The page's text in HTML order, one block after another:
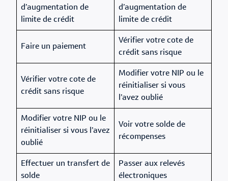
d’augmentation de
limite de crédit
d’augmentation de
limite de crédit
Faire un paiement
Vérifier votre cote de
crédit sans risque
Vérifier votre cote de
crédit sans risque
Modifier votre NIP ou le
réinitialiser si vous
l’avez oublié
Modifier votre NIP ou le
réinitialiser si vous l’avez
oublié
Voir votre solde de
récompenses
Effectuer un transfert de
solde
Passer aux relevés
électroniques